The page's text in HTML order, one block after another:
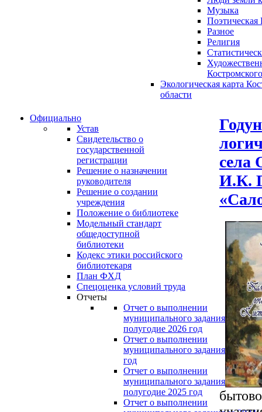
Музыка
Поэтическая
Разное
Религия
Экологическая карта
области
Официально
Устав
Свидетельство о
государственной
регистрации
Решение о назначении
руководителя
Решение о создании
учреждения
Положение о библиотеке
Модельный стандарт
общедоступной
библиотеки
Кодекс этики российского
библиотекаря
План ФХД
Спецоценка условий труда
Отчеты
Отчет о выполнении
муниципального задания за
полугодие 2026 год
Отчет о выполнении
муниципального задания за 2025
год
Отчет о выполнении
муниципального задания за
полугодие 2025 год
Отчет о выполнении
села
И.К.